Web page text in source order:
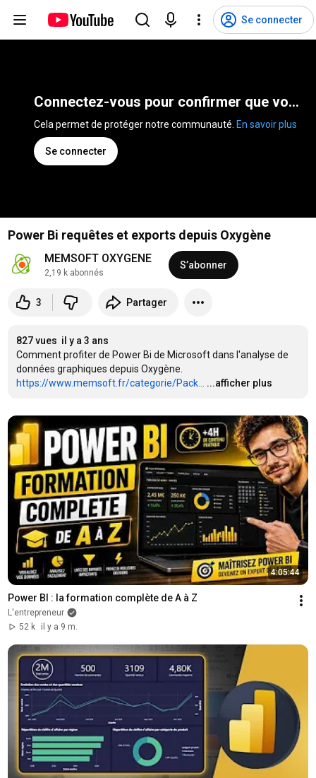
Se connecter
Connectez-vous pour confirmer que vous n'êtes pas un robot
En savoir plus
Se connecter
Power Bi requêtes et exports depuis Oxygène
MEMSOFT OXYGENE
2,19 k abonnés
S’abonner
3 Partager
827 vues il y a 3 ans
Comment profiter de Power Bi de Microsoft dans l'analyse de
https://www.memsoft.fr/categorie/Pack...
...afficher plus
4:05:44
Power BI : la formation complète de A à Z
L'entrepreneur
52 k
il y a 9 m.